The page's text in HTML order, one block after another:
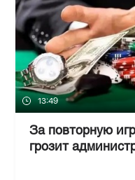
13:49
За повторную
грозит